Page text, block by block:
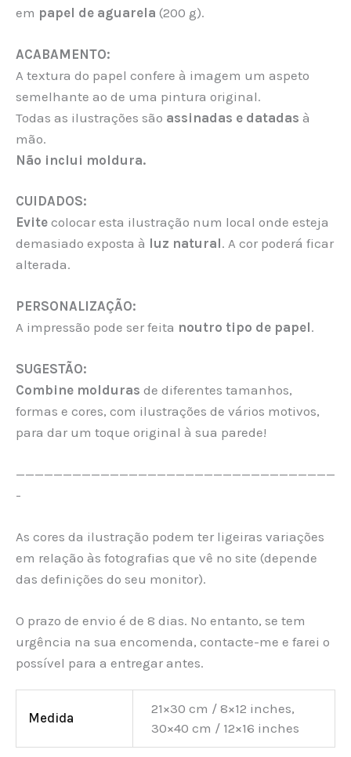
em papel de aguarela (200 g).
ACABAMENTO:
A textura do papel confere à imagem um aspeto
semelhante ao de uma pintura original.
Todas as ilustrações são assinadas e datadas à
mão.
Não inclui moldura.
CUIDADOS:
Evite colocar esta ilustração num local onde esteja
demasiado exposta à luz natural. A cor poderá ficar
alterada.
PERSONALIZAÇÃO:
A impressão pode ser feita noutro tipo de papel.
SUGESTÃO:
Combine molduras de diferentes tamanhos,
formas e cores, com ilustrações de vários motivos,
para dar um toque original à sua parede!
——————————————————————————————————
-
As cores da ilustração podem ter ligeiras variações
em relação às fotografias que vê no site (depende
das definições do seu monitor).
O prazo de envio é de 8 dias. No entanto, se tem
urgência na sua encomenda, contacte-me e farei o
possível para a entregar antes.
Medida
21×30 cm / 8×12 inches,
30×40 cm / 12×16 inches